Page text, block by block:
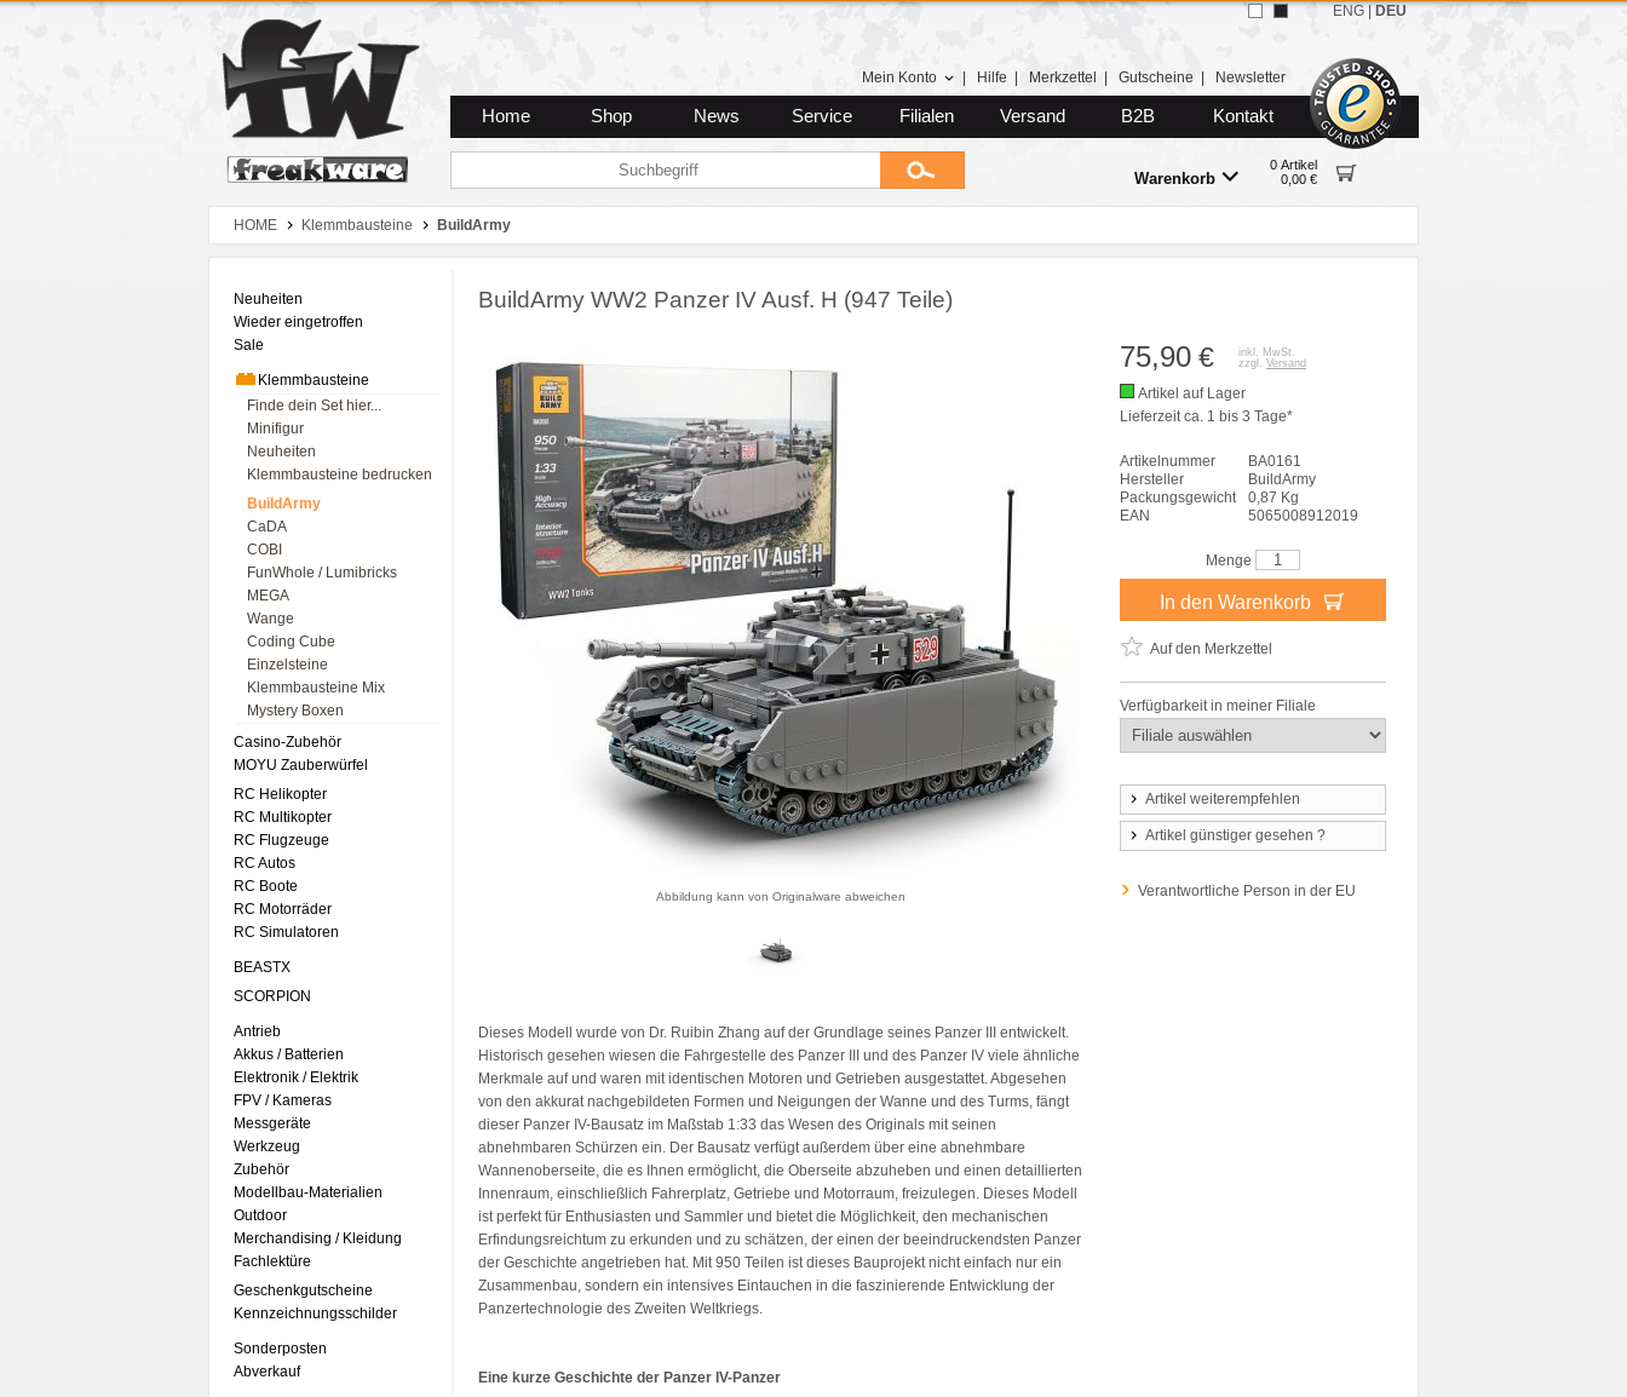
Zum Hauptmenue
Zum Seiteninhalt
Zum Warenkob
Mein Konto Hilfe Merkzettel Gutscheine Newsletter
Home Shop News Service Filialen Versand B2B Kontakt
Warenkorb
0 Artikel
0,00 €
ENG DEU
HOME Klemmbausteine BuildArmy
Neuheiten
Wieder eingetroffen
Sale
Klemmbausteine
Finde dein Set hier...
Minifigur
Neuheiten
Klemmbausteine bedrucken
BuildArmy
CaDA
COBI
FunWhole / Lumibricks
MEGA
Wange
Coding Cube
Einzelsteine
Klemmbausteine Mix
Mystery Boxen
Casino-Zubehör
MOYU Zauberwürfel
RC Helikopter
RC Multikopter
RC Flugzeuge
RC Autos
RC Boote
RC Motorräder
RC Simulatoren
BEASTX
SCORPION
Antrieb
Akkus / Batterien
Elektronik / Elektrik
FPV / Kameras
Messgeräte
Werkzeug
Zubehör
Modellbau-Materialien
Outdoor
Merchandising / Kleidung
Fachlektüre
Geschenkgutscheine
Kennzeichnungsschilder
Sonderposten
Abverkauf
BuildArmy WW2 Panzer IV Ausf. H (947 Teile)
Abbildung kann von Originalware abweichen
Dieses Modell wurde von Dr. Ruibin Zhang auf der Grundlage seines Panzer III entwickelt.
Historisch gesehen wiesen die Fahrgestelle des Panzer III und des Panzer IV viele ähnliche
Merkmale auf und waren mit identischen Motoren und Getrieben ausgestattet. Abgesehen
von den akkurat nachgebildeten Formen und Neigungen der Wanne und des Turms, fängt
dieser Panzer IV-Bausatz im Maßstab 1:33 das Wesen des Originals mit seinen
abnehmbaren Schürzen ein. Der Bausatz verfügt außerdem über eine abnehmbare
Wannenoberseite, die es Ihnen ermöglicht, die Oberseite abzuheben und einen detaillierten
Innenraum, einschließlich Fahrerplatz, Getriebe und Motorraum, freizulegen. Dieses Modell
ist perfekt für Enthusiasten und Sammler und bietet die Möglichkeit, den mechanischen
Erfindungsreichtum zu erkunden und zu schätzen, der einen der beeindruckendsten Panzer
der Geschichte angetrieben hat. Mit 950 Teilen ist dieses Bauprojekt nicht einfach nur ein
Zusammenbau, sondern ein intensives Eintauchen in die faszinierende Entwicklung der
Panzertechnologie des Zweiten Weltkriegs.
Eine kurze Geschichte der Panzer IV-Panzer
75,90 €
inkl. MwSt.
zzgl. Versand
Artikel auf Lager
Lieferzeit ca. 1 bis 3 Tage*
Artikelnummer
BA0161
Hersteller
BuildArmy
Packungsgewicht
0,87 Kg
EAN
5065008912019
Menge
In den Warenkorb
Auf den Merkzettel
Verfügbarkeit in meiner Filiale
Artikel weiterempfehlen
Artikel günstiger gesehen ?
Verantwortliche Person in der EU